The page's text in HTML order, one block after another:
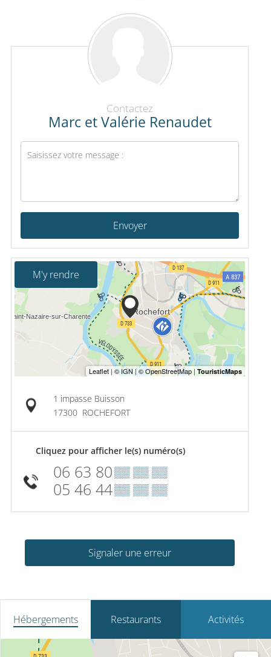
Contactez
Marc et Valérie Renaudet
Envoyer
M'y rendre
1 impasse Buisson
17300 ROCHEFORT
Cliquez pour afficher le(s) numéro(s)
06 63 80▒▒ ▒▒ ▒▒
05 46 44▒▒ ▒▒ ▒▒
Signaler une erreur
Hébergements Restaurants Activités